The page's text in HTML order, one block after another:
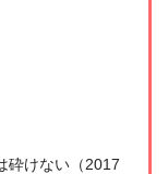
砕けない（2017